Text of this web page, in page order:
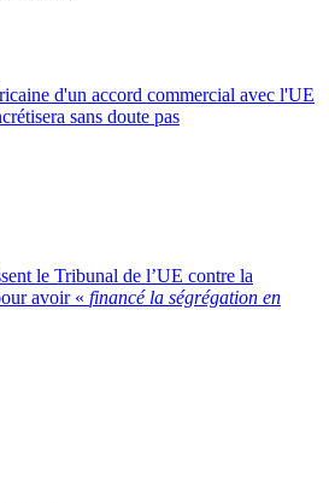
d'un accord commercial avec l'UE
sans doute pas
le Tribunal de l’UE contre la
avoir « financé la ségrégation en